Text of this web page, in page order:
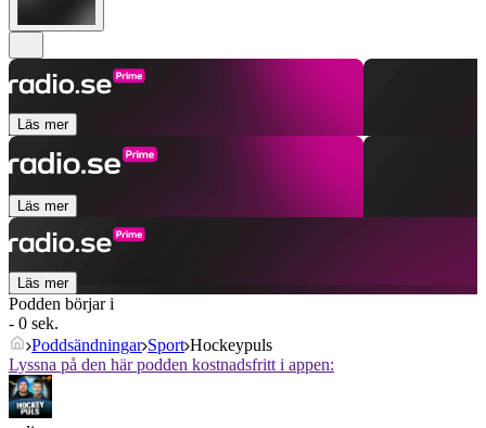
Läs mer
Läs mer
Läs mer
Podden börjar i
- 0 sek.
Poddsändningar Sport Hockeypuls
Lyssna på den här podden kostnadsfritt i appen: